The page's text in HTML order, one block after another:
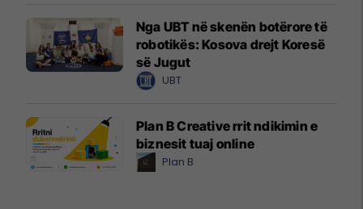
Nga UBT në skenën botërore të
robotikës: Kosova drejt Koresë
së Jugut
UBT
Plan B Creative rrit ndikimin e
biznesit tuaj online
Plan B